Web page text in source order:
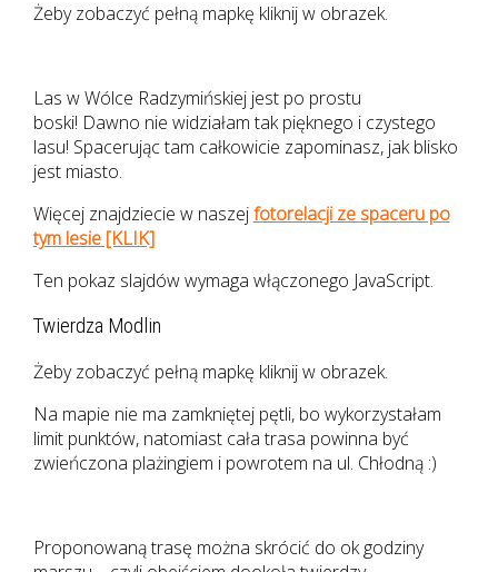
Żeby zobaczyć pełną mapkę kliknij w obrazek.
Las w Wólce Radzymińskiej jest po prostu
boski! Dawno nie widziałam tak pięknego i czystego
lasu! Spacerując tam całkowicie zapominasz, jak blisko
jest miasto.
Więcej znajdziecie w naszejfotorelacji ze spaceru po
tym lesie [KLIK]
Ten pokaz slajdów wymaga włączonego JavaScript.
Twierdza Modlin
Żeby zobaczyć pełną mapkę kliknij w obrazek.
Na mapie nie ma zamkniętej pętli, bo wykorzystałam
limit punktów, natomiast cała trasa powinna być
zwieńczona plażingiem i powrotem na ul. Chłodną :)
Proponowaną trasę można skrócić do ok godziny